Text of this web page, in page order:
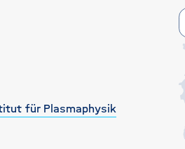
für Plasmaphysik